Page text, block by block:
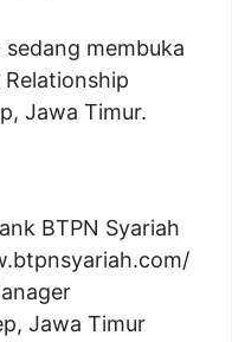
sedang membuka
Jawa Timur.
BTPN Syariah
Jawa Timur